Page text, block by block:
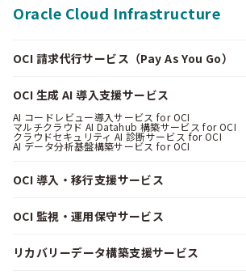
Oracle Cloud Infrastructure
OCI 請求代行サービス（Pay As You Go）
OCI 生成 AI 導入支援サービス
AI コードレビュー導入サービス for OCI
マルチクラウド AI Datahub 構築サービス for OCI
クラウドセキュリティ AI 診断サービス for OCI
AI データ分析基盤構築サービス for OCI
OCI 導入・移行支援サービス
OCI 監視・運用保守サービス
リカバリーデータ構築支援サービス